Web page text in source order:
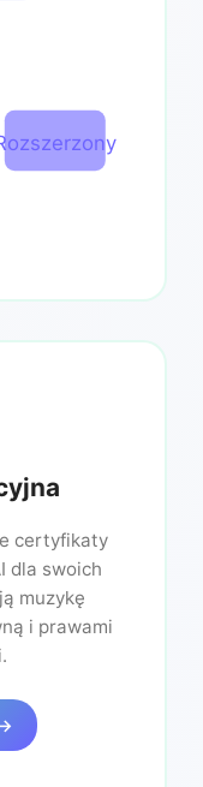
certyfikaty
dla swoich
muzykę
i prawami